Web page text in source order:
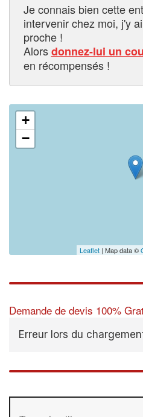
Je connais bien cette
intervenir chez moi, j'y
proche !
Alorsdonnez-lui un
en récompensés !
+
−
Leaflet | Map data ©
Demande de devis 100%
Erreur lors du